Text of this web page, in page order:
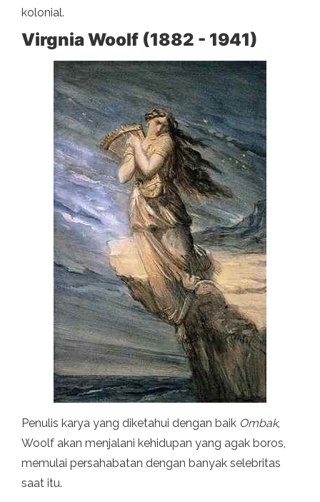
kolonial.
Virgnia Woolf (1882 - 1941)
Penulis karya yang diketahui dengan baik Ombak,
Woolf akan menjalani kehidupan yang agak boros,
memulai persahabatan dengan banyak selebritas
saat itu.